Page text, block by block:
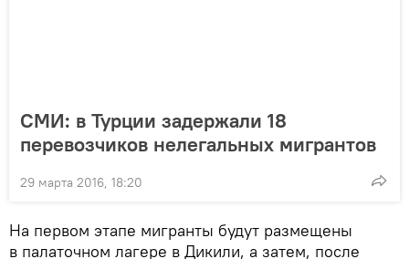
СМИ: в Турции задержали 18
перевозчиков нелегальных мигрантов
29 марта 2016, 18:20
На первом этапе мигранты будут размещены
в палаточном лагере в Дикили, а затем, после